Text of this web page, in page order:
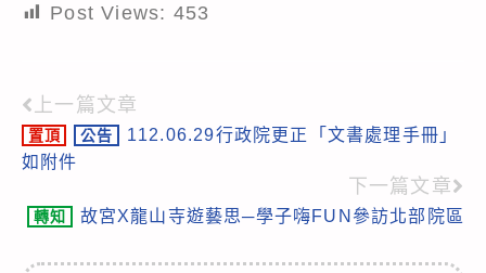
Post Views: 453
Read
more
上一篇文章
置頂 公告
112.06.29行政院更正「文書處理手冊」
如附件
下一篇文章
轉知 故宮X龍山寺遊藝思─學子嗨FUN參訪北部院區